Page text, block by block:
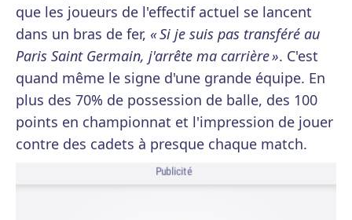
que les joueurs de l'effectif actuel se lancent
dans un bras de fer, « Si je suis pas transféré au
Paris Saint Germain, j'arrête ma carrière ». C'est
quand même le signe d'une grande équipe. En
plus des 70% de possession de balle, des 100
points en championnat et l'impression de jouer
contre des cadets à presque chaque match.
Publicité